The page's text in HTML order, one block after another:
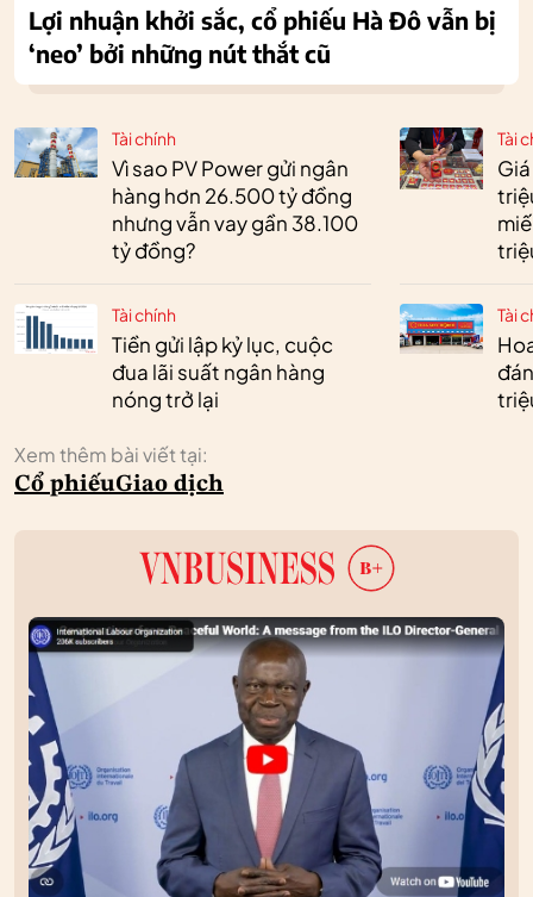
Tài chính
Vì sao PV Power gửi ngân
hàng hơn 26.500 tỷ đồng
nhưng vẫn vay gần 38.100
tỷ đồng?
Tài chính
Tiền gửi lập kỷ lục, cuộc
đua lãi suất ngân hàng
nóng trở lại
Tài
Tài
Xem thêm bài viết tại:
Cổ phiếuGiao dịch
Lợi nhuận khởi sắc, cổ phiếu Hà Đô vẫn bị
‘neo’ bởi những nút thắt cũ